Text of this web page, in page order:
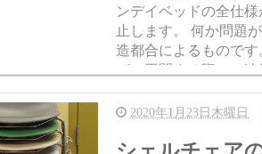
ンデイベッドの全仕
止します。 何か問題があっての停止ではなく製
造都合によるものです。 再開時期は未定
が、再開する際には
でそれまで当店も販売
えの方...
2020年1月23日木曜日